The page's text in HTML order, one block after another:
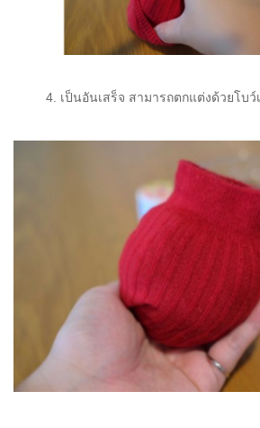
4. เป็นอันเสร็จ สามารถตกแต่งด้วยโบว์เ